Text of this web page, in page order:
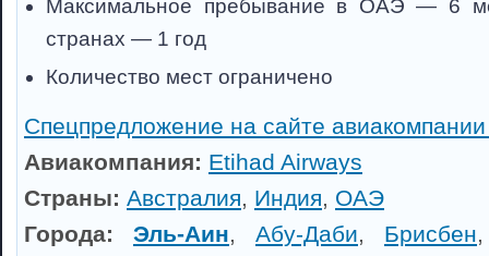
Максимальное пребывание в ОАЭ — 6
странах — 1 год
Количество мест ограничено
Спецпредложение на сайте
Авиакомпания: Etihad Airways
Страны: Австралия, Индия, ОАЭ
Города:
Эль-Аин, Абу-Даби, Брисбен